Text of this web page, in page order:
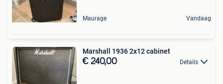
Maurage Vandaag
Marshall 1936 2x12 cabinet
€ 240,00 Details